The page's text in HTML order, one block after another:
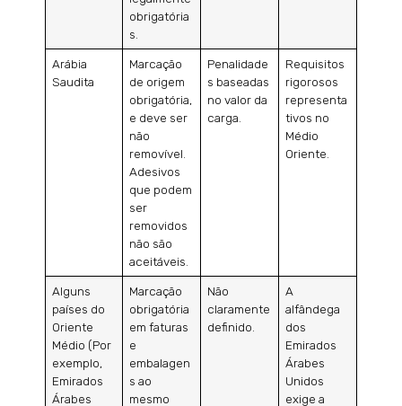
obrigatória
s.
Arábia
Saudita
Marcação
de origem
obrigatória,
e deve ser
não
removível.
Adesivos
que podem
ser
removidos
não são
aceitáveis.
Penalidade
s baseadas
no valor da
carga.
Requisitos
rigorosos
representa
tivos no
Médio
Oriente.
Alguns
países do
Oriente
Médio (Por
exemplo,
Emirados
Árabes
Marcação
obrigatória
em faturas
e
embalagen
s ao
mesmo
Não
claramente
definido.
A
alfândega
dos
Emirados
Árabes
Unidos
exige a